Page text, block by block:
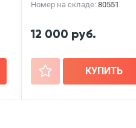
Номер на складе: 80551
12 000 руб.
+ КУПИТЬ